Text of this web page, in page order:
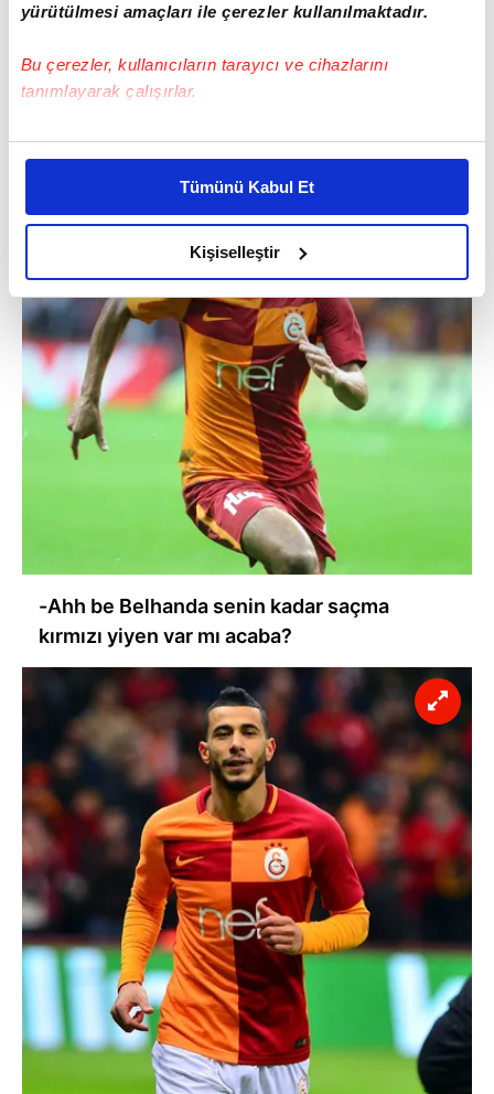
yürütülmesi amaçları ile çerezler kullanılmaktadır.
Bu çerezler, kullanıcıların tarayıcı ve cihazlarını
tanımlayarak çalışırlar.
Bu çerezlere izin vermeniz halinde sizlere özel
daha iyi reklam deneyimi yaşatabiliriz. Bunu yaparken
amacımızın size daha iyi bir reklam deneyimi sunmak
olduğunu ve sizlere en iyi içerikleri sunabilmek adına
elimizden gelen çabayı gösterdiğimizi ve bu noktada,
reklamların maliyetlerimizi karşılamak noktasında tek gelir
kalemimiz olduğunu sizlere hatırlatmak isteriz.
Her halükârda, kullanıcılar, bu çerezlere izin vermedikleri
takdirde, kullanıcılara hedefli reklamlar
gösterilmeyecektir."
Sizlere daha iyi bir hizmet sunabilmek için İnternet
Sitemizde kendimize ve üçüncü kişilere ait çerezler
kullanılmaktadır. Bu çerezler vasıtasıyla çeşitli kişisel
verileriniz işlenmekte olup gerekli olan çerezler bilgi
toplumu hizmetlerinin sunulması amacıyla
kullanılmaktadır. Diğer çerezler, sitemizin daha işlevsel
kılınması ve kişiselleştirilmesi ve sizlere yönelik
reklam/pazarlama faaliyetlerinin yapılması, amaçlarıyla
sınırlı olarak açık rızanız dahilinde kullanılacaktır.
Çerezlere ilişkin tercihlerinizi aşağıda yer alan panel
vasıtasıyla belirleyebilirsiniz. Çerezlere ilişkin detaylı bilgi
için Ayarlar butonuna tıklayabilir,Çerez Bilgilendirme
Metnimizi ziyaret edebilirsiniz.
6698 sayılı Kişisel Verilerin Korunması Kanunu uyarınca
hazırlanmış Aydınlatma Metnimizi okumak ve sitemizde
ilgili mevzuata uygun olarak kullanılan çerezlerle ilgili bilgi
almak için lütfentıklayınız.
Tümünü Kabul Et
Kişiselleştir
-Sözün bittiği yer: Belhanda!
-Ahh be Belhanda senin kadar saçma
kırmızı yiyen var mı acaba?